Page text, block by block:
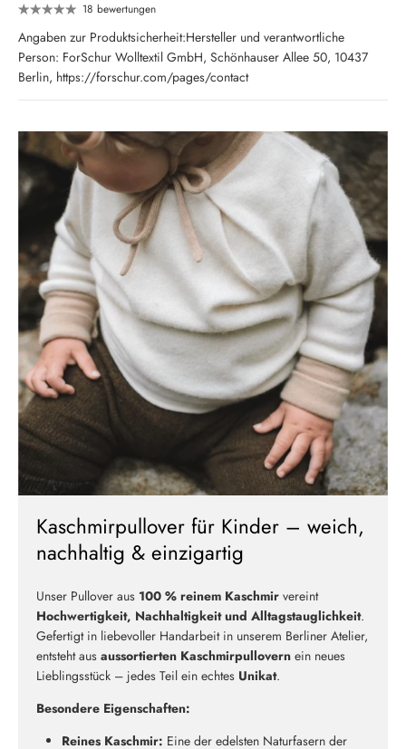
18 bewertungen
Angaben zur Produktsicherheit:Hersteller und verantwortliche
Person: ForSchur Wolltextil GmbH, Schönhauser Allee 50, 10437
Berlin, https://forschur.com/pages/contact
Kaschmirpullover für Kinder – weich,
nachhaltig & einzigartig
Unser Pullover aus 100 % reinem Kaschmir vereint
Hochwertigkeit, Nachhaltigkeit und Alltagstauglichkeit.
Gefertigt in liebevoller Handarbeit in unserem Berliner Atelier,
entsteht aus aussortierten Kaschmirpullovern ein neues
Lieblingsstück – jedes Teil ein echtes Unikat.
Besondere Eigenschaften:
Reines Kaschmir: Eine der edelsten Naturfasern der